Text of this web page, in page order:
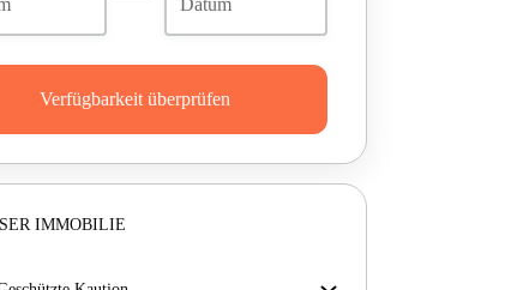
Verfügbarkeit überprüfen
IMMOBILIE